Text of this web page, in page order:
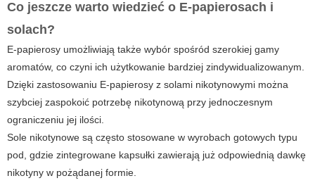
Co jeszcze warto wiedzieć o E-papierosach i
solach?
E-papierosy umożliwiają także wybór spośród szerokiej gamy
aromatów, co czyni ich użytkowanie bardziej zindywidualizowanym.
Dzięki zastosowaniu E-papierosy z solami nikotynowymi można
szybciej zaspokoić potrzebę nikotynową przy jednoczesnym
ograniczeniu jej ilości.
Sole nikotynowe są często stosowane w wyrobach gotowych typu
pod, gdzie zintegrowane kapsułki zawierają już odpowiednią dawkę
nikotyny w pożądanej formie.